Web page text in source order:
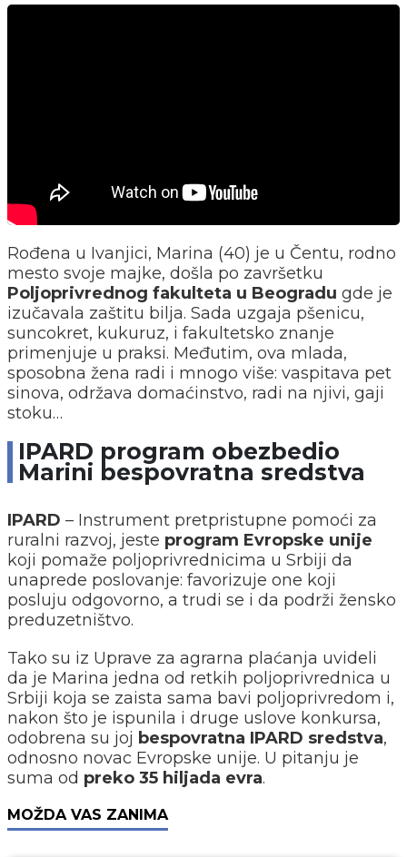
Rođena u Ivanjici, Marina (40) je u Čentu, rodno
mesto svoje majke, došla po završetku
Poljoprivrednog fakulteta u Beogradu gde je
izučavala zaštitu bilja. Sada uzgaja pšenicu,
suncokret, kukuruz, i fakultetsko znanje
primenjuje u praksi. Međutim, ova mlada,
sposobna žena radi i mnogo više: vaspitava pet
sinova, održava domaćinstvo, radi na njivi, gaji
stoku…
IPARD program obezbedio
Marini bespovratna sredstva
IPARD – Instrument pretpristupne pomoći za
ruralni razvoj, jeste program Evropske unije
koji pomaže poljoprivrednicima u Srbiji da
unaprede poslovanje: favorizuje one koji
posluju odgovorno, a trudi se i da podrži žensko
preduzetništvo.
Tako su iz Uprave za agrarna plaćanja uvideli
da je Marina jedna od retkih poljoprivrednica u
Srbiji koja se zaista sama bavi poljoprivredom i,
nakon što je ispunila i druge uslove konkursa,
odobrena su joj bespovratna IPARD sredstva,
odnosno novac Evropske unije. U pitanju je
suma od preko 35 hiljada evra.
MOŽDA VAS ZANIMA